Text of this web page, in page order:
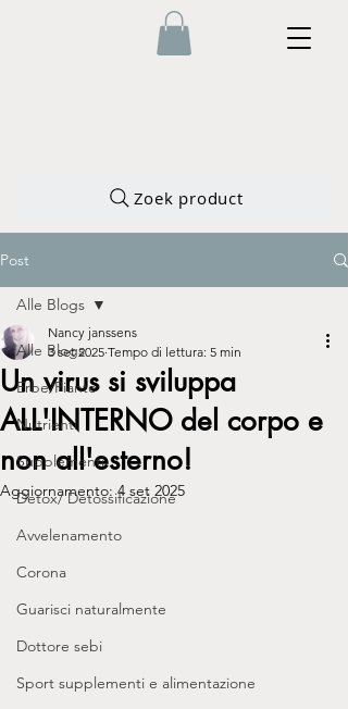
Zoek product
Post
Alle Blogs
Erbe/Piante
Nutrienti
Supplementi
Detox/ Detossificazione
Avvelenamento
Corona
Guarisci naturalmente
Dottore sebi
Sport supplementi e alimentazione
Alle Blogs
Un virus si sviluppa
ALL'INTERNO del corpo e
non all'esterno!
Nancy janssens
3 set 2025 Tempo di lettura: 5 min
Aggiornamento:4 set 2025